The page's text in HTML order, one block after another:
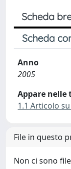
Scheda
Scheda
Anno
2005
Appare nelle
1.1 Articolo
File in questo
Non ci sono